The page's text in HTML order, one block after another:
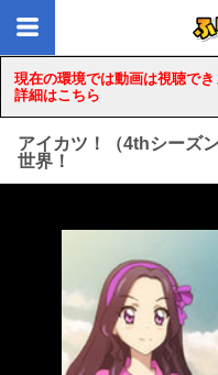
現在の環境では動画は視聴でき
詳細はこちら
アイカツ！（4thシーズ
世界！